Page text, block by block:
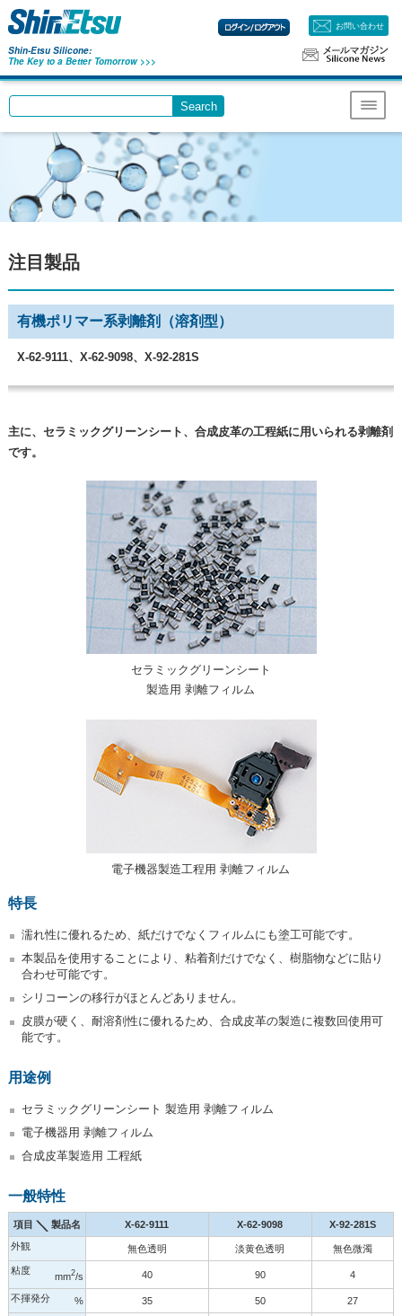
Shin-Etsu Silicone:
The Key to a Better Tomorrow >>>
お問い合わせ
Write your search query here
Search
Menu
注目製品
有機ポリマー系剥離剤（溶剤型）
X-62-9111、X-62-9098、X-92-281S
主に、セラミックグリーンシート、合成皮革の工程紙に用いられる剥離剤
です。
セラミックグリーンシート
製造用 剥離フィルム
電子機器製造工程用 剥離フィルム
特長
濡れ性に優れるため、紙だけでなくフィルムにも塗工可能です。
本製品を使用することにより、粘着剤だけでなく、樹脂物などに貼り
合わせ可能です。
シリコーンの移行がほとんどありません。
皮膜が硬く、耐溶剤性に優れるため、合成皮革の製造に複数回使用可
能です。
用途例
セラミックグリーンシート 製造用 剥離フィルム
電子機器用 剥離フィルム
合成皮革製造用 工程紙
一般特性
項目 製品名 X-62-9111 X-62-9098
X-92-281S
外観
無色透明 淡黄色透明
無色微濁
粘度
mm2/s 40 90 4
不揮発分 % 35 50
27